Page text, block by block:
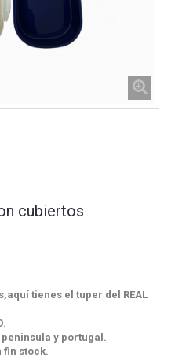
cubiertos
tienes el tuper del REAL
y portugal.
fin stock.